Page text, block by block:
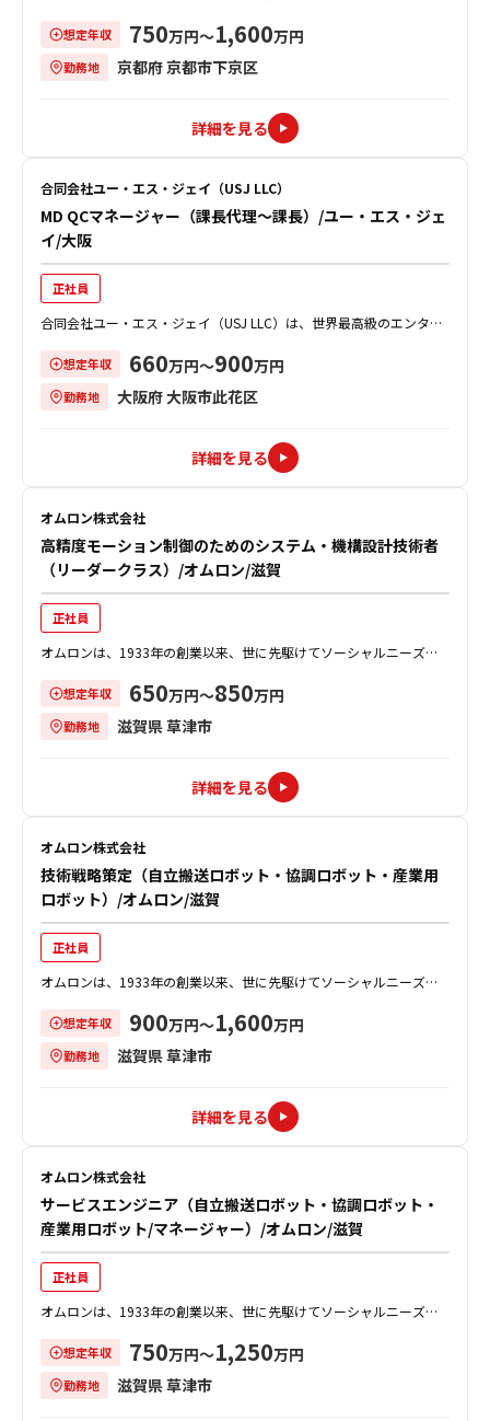
献してきました。 オムロンのイン...
想定年収 750万円〜1,600万円
勤務地 京都府 京都市下京区
詳細を見る
合同会社ユー・エス・ジェイ（USJ LLC）
正社員
MD QCマネージャー（課長代理～課長）/ユー・エス・ジェ
イ/大阪
合同会社ユー・エス・ジェイ（USJ LLC）は、世界最高級のエンター
パン」を運営している会社です。...
想定年収 660万円〜900万円
勤務地 大阪府 大阪市此花区
詳細を見る
オムロン株式会社
正社員
高精度モーション制御のためのシステム・機構設計技術者
（リーダークラス）/オムロン/滋賀
オムロンは、1933年の創業以来、世に先駆けてソーシャルニーズを
献してきました。 同社のインダス...
想定年収 650万円〜850万円
勤務地 滋賀県 草津市
詳細を見る
オムロン株式会社
正社員
技術戦略策定（自立搬送ロボット・協調ロボット・産業用
ロボット）/オムロン/滋賀
オムロンは、1933年の創業以来、世に先駆けてソーシャルニーズを
献してきました。 AMR（自律走...
想定年収 900万円〜1,600万円
勤務地 滋賀県 草津市
詳細を見る
オムロン株式会社
正社員
サービスエンジニア（自立搬送ロボット・協調ロボット・
産業用ロボット/マネージャー）/オムロン/滋賀
オムロンは、1933年の創業以来、世に先駆けてソーシャルニーズを
献してきました。 同社のロボット...
想定年収 750万円〜1,250万円
勤務地 滋賀県 草津市